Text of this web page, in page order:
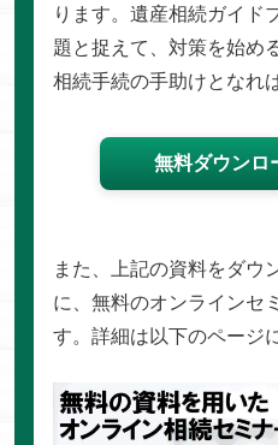
ります。遺産相続ガイド
題と捉えて、対策を始め
相続手続の手助けとなれ
無料ダウンロ
また、上記の資料をダウ
に、無料のオンラインセ
す。詳細は以下のページ